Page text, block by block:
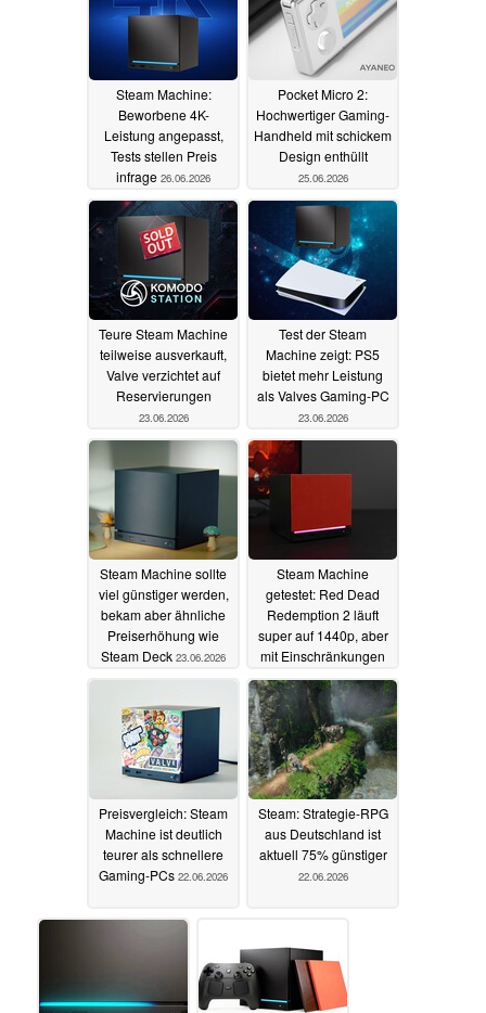
Steam Machine:
Beworbene 4K-
Leistung angepasst,
Tests stellen Preis
infrage 26.06.2026
Pocket Micro 2:
Hochwertiger Gaming-
Handheld mit schickem
Design enthüllt
25.06.2026
Teure Steam Machine
teilweise ausverkauft,
Valve verzichtet auf
Reservierungen
23.06.2026
Test der Steam
Machine zeigt: PS5
bietet mehr Leistung
als Valves Gaming-PC
23.06.2026
Steam Machine sollte
viel günstiger werden,
bekam aber ähnliche
Preiserhöhung wie
Steam Deck 23.06.2026
Steam Machine
getestet: Red Dead
Redemption 2 läuft
super auf 1440p, aber
mit Einschränkungen
22.06.2026
Preisvergleich: Steam
Machine ist deutlich
teurer als schnellere
Gaming-PCs 22.06.2026
Steam: Strategie-RPG
aus Deutschland ist
aktuell 75% günstiger
22.06.2026